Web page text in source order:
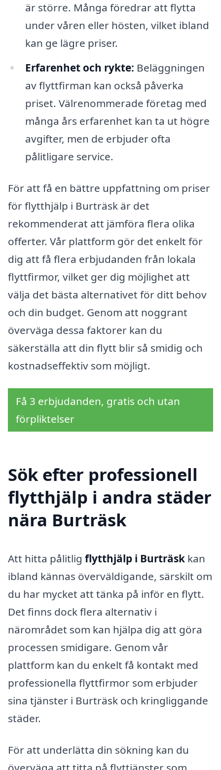
är större. Många föredrar att flytta
under våren eller hösten, vilket ibland
kan ge lägre priser.
Erfarenhet och rykte: Beläggningen
av flyttfirman kan också påverka
priset. Välrenommerade företag med
många års erfarenhet kan ta ut högre
avgifter, men de erbjuder ofta
pålitligare service.
För att få en bättre uppfattning om priser
för flytthjälp i Burträsk är det
rekommenderat att jämföra flera olika
offerter. Vår plattform gör det enkelt för
dig att få flera erbjudanden från lokala
flyttfirmor, vilket ger dig möjlighet att
välja det bästa alternativet för ditt behov
och din budget. Genom att noggrant
överväga dessa faktorer kan du
säkerställa att din flytt blir så smidig och
kostnadseffektiv som möjligt.
Få 3 erbjudanden, gratis och utan
förpliktelser
Sök efter professionell
flytthjälp i andra städer
nära Burträsk
Att hitta pålitlig flytthjälp i Burträsk kan
ibland kännas överväldigande, särskilt om
du har mycket att tänka på inför en flytt.
Det finns dock flera alternativ i
närområdet som kan hjälpa dig att göra
processen smidigare. Genom vår
plattform kan du enkelt få kontakt med
professionella flyttfirmor som erbjuder
sina tjänster i Burträsk och kringliggande
städer.
För att underlätta din sökning kan du